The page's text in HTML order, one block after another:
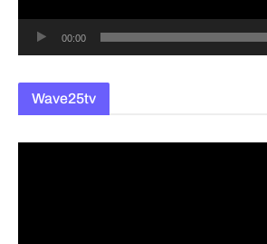
00:00
Wave25tv